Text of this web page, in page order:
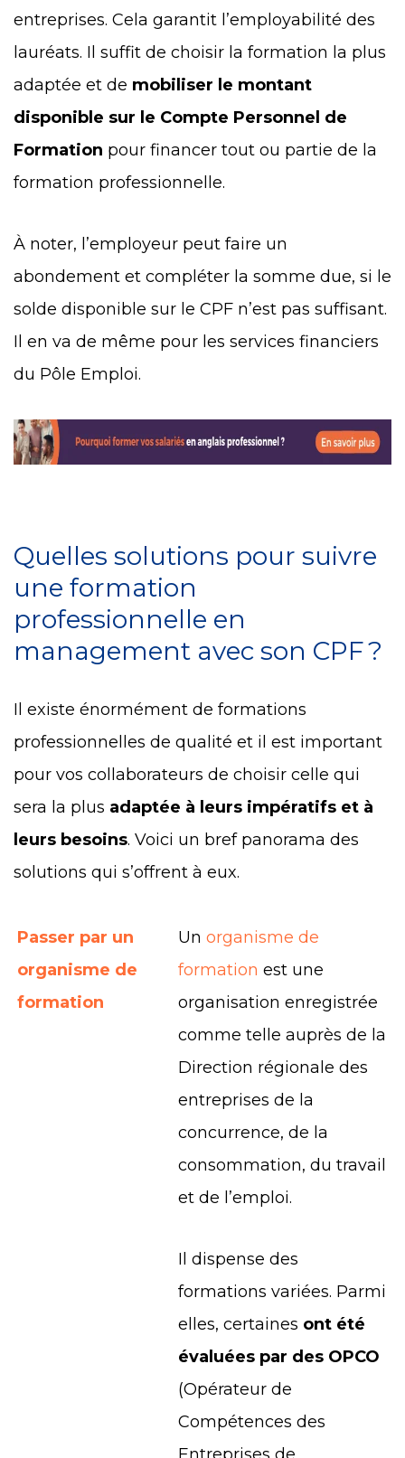
entreprises. Cela garantit l’employabilité des
lauréats. Il suffit de choisir la formation la plus
adaptée et de mobiliser le montant
disponible sur le Compte Personnel de
Formation pour financer tout ou partie de la
formation professionnelle.
À noter, l’employeur peut faire un
abondement et compléter la somme due, si le
solde disponible sur le CPF n’est pas suffisant.
Il en va de même pour les services financiers
du Pôle Emploi.
Quelles solutions pour suivre
une formation
professionnelle en
management avec son CPF ?
Il existe énormément de formations
professionnelles de qualité et il est important
pour vos collaborateurs de choisir celle qui
sera la plus adaptée à leurs impératifs et à
leurs besoins. Voici un bref panorama des
solutions qui s’offrent à eux.
Passer par un
organisme de
formation
Un organisme de
formation est une
organisation enregistrée
comme telle auprès de la
Direction régionale des
entreprises de la
concurrence, de la
consommation, du travail
et de l’emploi.
Il dispense des
formations variées. Parmi
elles, certaines ont été
évaluées par des OPCO
(Opérateur de
Compétences des